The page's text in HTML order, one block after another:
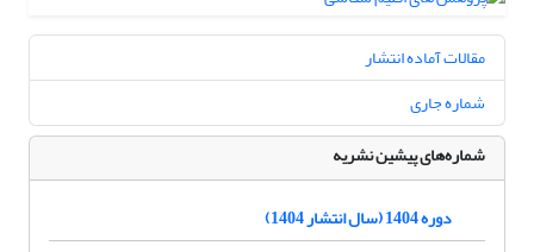
مقالات آماده انتشار
شماره جاری
شماره‌های پیشین نشریه
دوره 1404 (سال انتشار 1404)